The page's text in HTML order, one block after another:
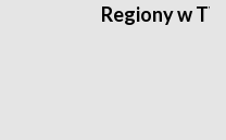
Regiony w